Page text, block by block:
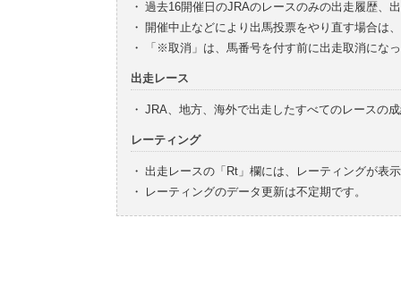
・ 過去16開催日のJRAのレースのみの出走履歴、
・ 開催中止などにより出馬投票をやり直す場合は
・
「※取消」は、馬番号を付す前に出走取消にな
出走レース
・ JRA、地方、海外で出走したすべてのレースの
レーティング
・ 出走レースの「Rt」欄には、レーティングが表
・
レーティングのデータ更新は不定期です。